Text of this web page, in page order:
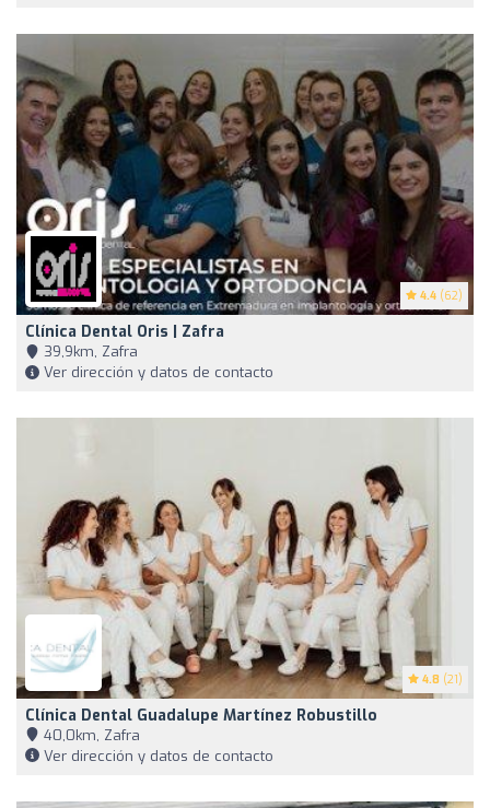
4.4 (62)
Clínica Dental Oris | Zafra
39,9km, Zafra
Ver dirección y datos de contacto
4.8 (21)
Clínica Dental Guadalupe Martínez Robustillo
40,0km, Zafra
Ver dirección y datos de contacto